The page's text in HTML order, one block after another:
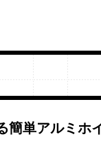
簡単アルミホ